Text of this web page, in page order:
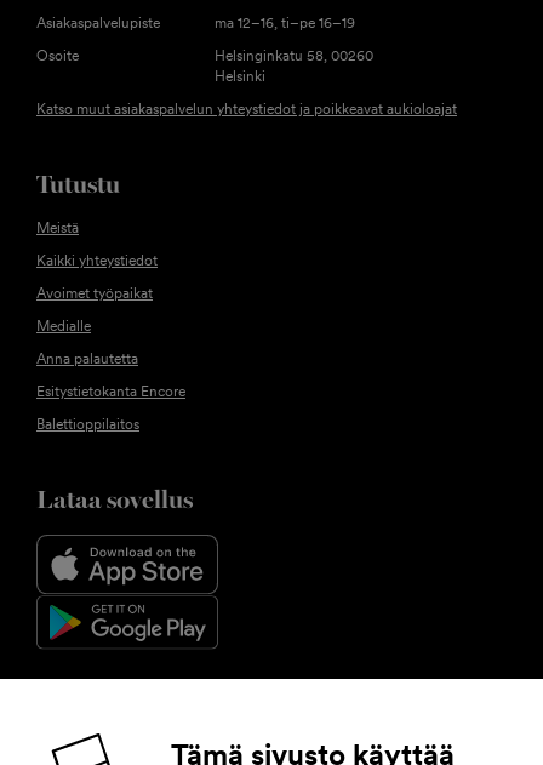
Asiakaspalvelupiste
ma 12–16, ti–pe 16–19
Osoite
Helsinginkatu 58, 00260
Helsinki
Katso muut asiakaspalvelun yhteystiedot ja poikkeavat aukioloajat
Tutustu
Meistä
Kaikki yhteystiedot
Avoimet työpaikat
Medialle
Anna palautetta
Esitystietokanta Encore
Balettioppilaitos
Lataa sovellus
Tämä sivusto käyttää